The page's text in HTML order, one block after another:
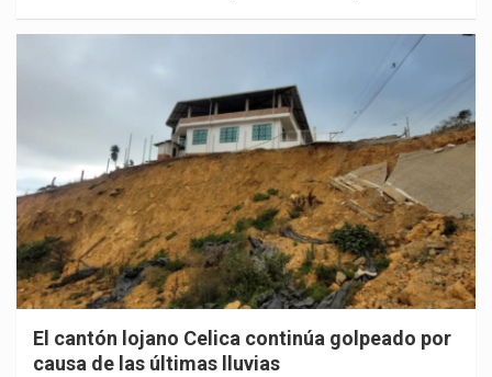
El cantón lojano Celica continúa golpeado por
causa de las últimas lluvias